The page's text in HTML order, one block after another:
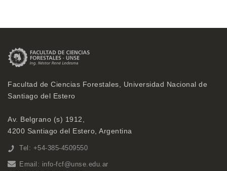
Facultad de Ciencias Forestales, Universidad Nacional de
Santiago del Estero
Av. Belgrano (s) 1912,
4200 Santiago del Estero, Argentina
Tel: +54-385-4509550
Email: info-fcf@unse.edu.ar